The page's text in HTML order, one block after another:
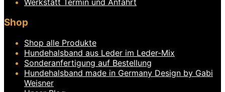
Shop
Shop alle Produkte
Hundehalsband aus Leder im Leder-Mix
Sonderanfertigung auf Bestellung
Hundehalsband made in Germany Design by Gabi
Weisner